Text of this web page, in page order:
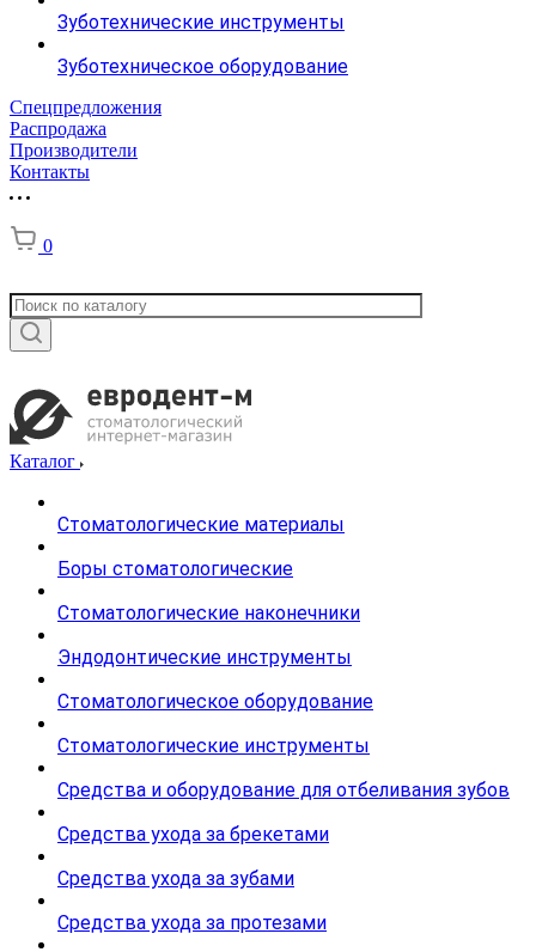
Зуботехнические инструменты
Зуботехническое оборудование
Спецпредложения
Распродажа
Производители
Контакты
0
Каталог
Стоматологические материалы
Боры стоматологические
Стоматологические наконечники
Эндодонтические инструменты
Стоматологическое оборудование
Стоматологические инструменты
Средства и оборудование для отбеливания зубов
Средства ухода за брекетами
Средства ухода за зубами
Средства ухода за протезами